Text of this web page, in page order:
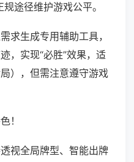
途径维护游戏公平。
求生成专用辅助工具，
，实现“必胜”效果，适
），但需注意遵守游戏
！
视全局牌型、智能出牌